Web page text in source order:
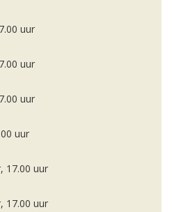
uur
uur
uur
uur
17.00 uur
17.00 uur